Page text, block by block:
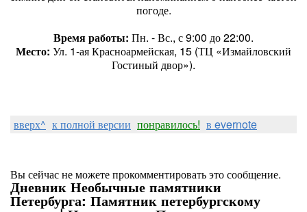
погоде.
Время работы: Пн. - Вс., с 9:00 до 22:00.
Место: Ул. 1-ая Красноармейская, 15 (ТЦ «Измайловский
Гостиный двор»).
вверх^ к полной версии понравилось! в evernote
Вы сейчас не можете прокомментировать это сообщение.
Дневник Необычные памятники
Петербурга: Памятник петербургскому